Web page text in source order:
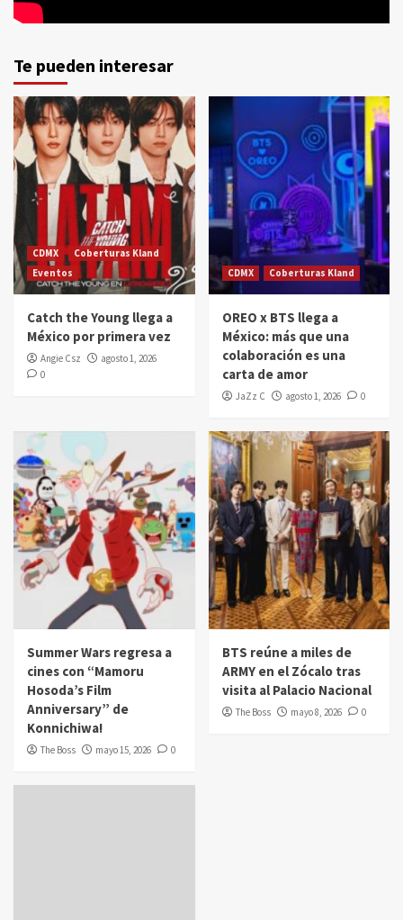
Te pueden interesar
CDMX
Coberturas Kland
Eventos
Catch the Young llega a
México por primera vez
Angie Csz
agosto 1, 2026
0
CDMX Coberturas Kland
OREO x BTS llega a
México: más que una
colaboración es una
carta de amor
JaZz C agosto 1, 2026 0
Summer Wars regresa a
cines con “Mamoru
Hosoda’s Film
Anniversary” de
Konnichiwa!
The Boss mayo 15, 2026 0
BTS reúne a miles de
ARMY en el Zócalo tras
visita al Palacio Nacional
The Boss mayo 8, 2026 0